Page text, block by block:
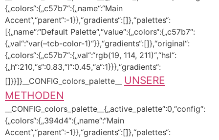
{„colors“:{„c57b7“:{„name“:“Main
Accent“,“parent“:-1}},“gradients“:[]},“palettes“:
[{„name“:“Default Palette“,“value“:{„colors“:{„c57b7“:
{„val“:“var(–tcb-color-1)“}},“gradients“:[]},“original“:
{„colors“:{„c57b7“:{„val“:“rgb(19, 114, 211)“,“hsl“:
{„h“:210,“s“:0.83,“l“:0.45,“a“:1}}},“gradients“:
[]}}]}__CONFIG_colors_palette__ UNSERE
METHODEN
__CONFIG_colors_palette__{„active_palette“:0,“config“:
{„colors“:{„394d4“:{„name“:“Main
Accent“,“parent“:-1}},“gradients“:[]},“palettes“: